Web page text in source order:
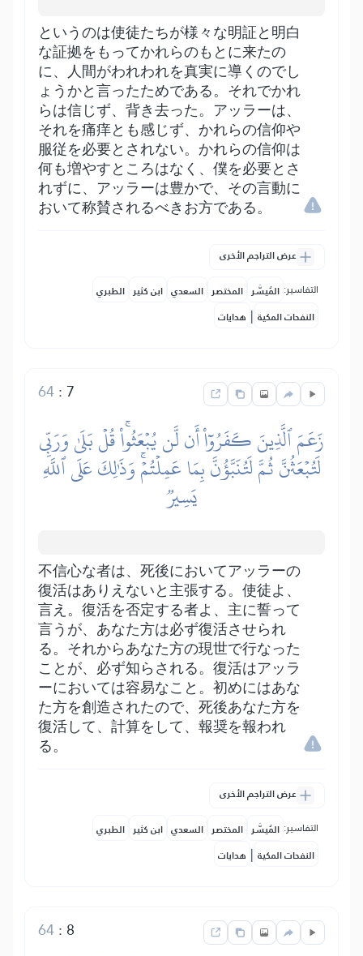
というのは使徒たちが様々な明証と明白
な証拠をもってかれらのもとに来たの
に、人間がわれわれを真実に導くのでし
ょうかと言ったためである。それでかれ
らは信じず、背き去った。アッラーは、
それを痛痒とも感じず、かれらの信仰や
服従を必要とされない。かれらの信仰は
何も増やすところはなく、僕を必要とさ
れずに、アッラーは豊かで、その言動に
おいて称賛されるべきお方である。
عرض التراجم الأخرى
التفاسير: المُيسَّر المختصر السعدي ابن كثير الطبري
النفحات المكية | هدايات
7
:
64
زَعَمَ ٱلَّذِينَ كَفَرُوٓاْ أَن لَّن يُبۡعَثُواْۚ قُلۡ بَلَىٰ وَرَبِّي
لَتُبۡعَثُنَّ ثُمَّ لَتُنَبَّؤُنَّ بِمَا عَمِلۡتُمۡۚ وَذَٰلِكَ عَلَى ٱللَّهِ
يَسِيرٞ
不信心な者は、死後においてアッラーの
復活はありえないと主張する。使徒よ、
言え。復活を否定する者よ、主に誓って
言うが、あなた方は必ず復活させられ
る。それからあなた方の現世で行なった
ことが、必ず知らされる。復活はアッラ
ーにおいては容易なこと。初めにはあな
た方を創造されたので、死後あなた方を
復活して、計算をして、報奨を報われ
る。
عرض التراجم الأخرى
التفاسير: المُيسَّر المختصر السعدي ابن كثير الطبري
النفحات المكية | هدايات
8
:
64